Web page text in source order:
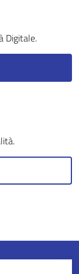
Digitale.